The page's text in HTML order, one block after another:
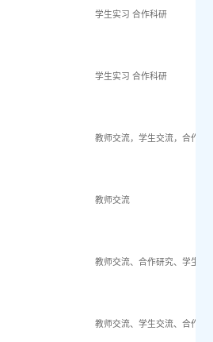
学生实习 合作科研
学生实习 合作科研
教师交流，学生交流，合作科
教师交流
教师交流、合作研究、学生
教师交流、学生交流、合作